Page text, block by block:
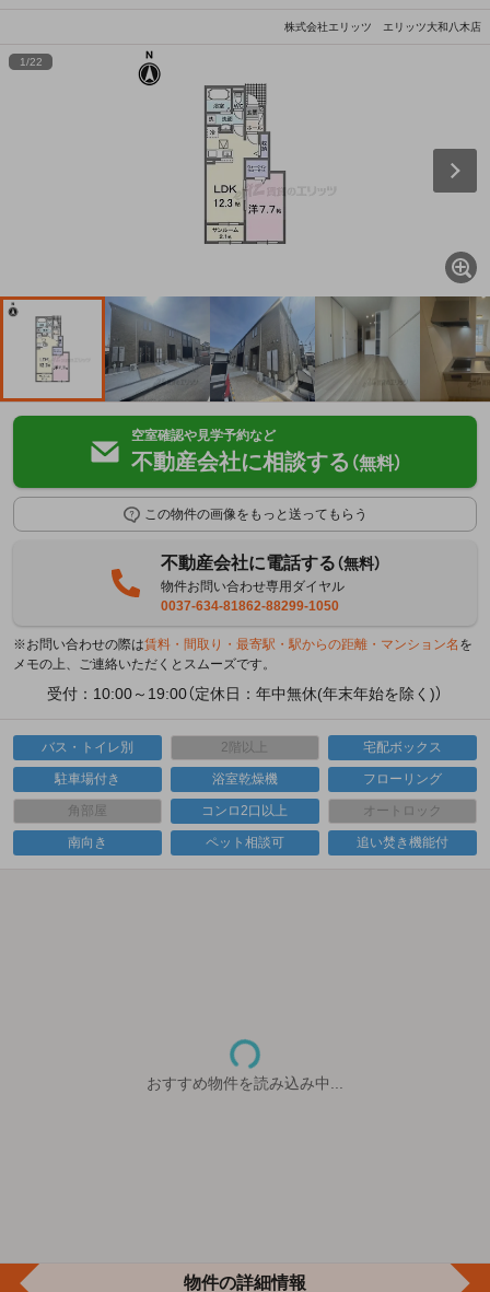
株式会社エリッツ エリッツ大和八木店
1/22
空室確認や見学予約など
不動産会社に相談する （無料）
この物件の画像をもっと送ってもらう
不動産会社に電話する（無料）
物件お問い合わせ専用ダイヤル
0037-634-81862-88299-1050
※お問い合わせの際は賃料・間取り・最寄駅・駅からの距離・マンション名 を
メモの上、ご連絡いただくとスムーズです。
受付：10:00～19:00（定休日：年中無休(年末年始を除く)）
バス・トイレ別 2階以上 宅配ボックス
駐車場付き 浴室乾燥機 フローリング
角部屋 コンロ2口以上 オートロック
南向き ペット相談可 追い焚き機能付
おすすめ物件を読み込み中...
物件の詳細情報